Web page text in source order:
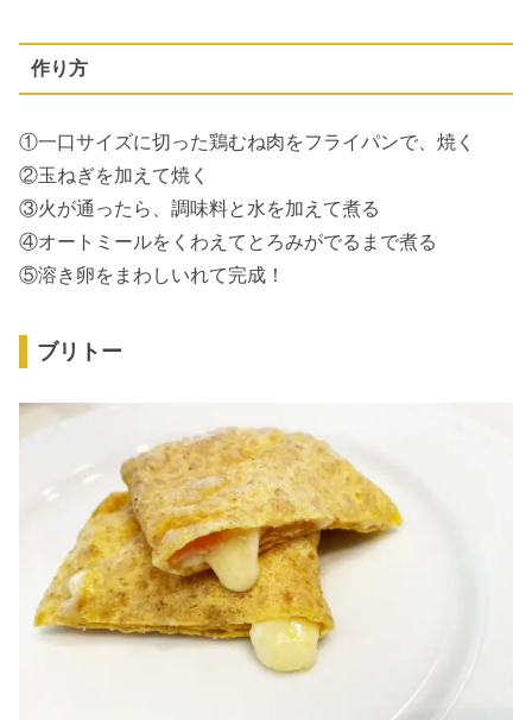
作り方
①一口サイズに切った鶏むね肉をフライパンで、焼く
②玉ねぎを加えて焼く
③火が通ったら、調味料と水を加えて煮る
④オートミールをくわえてとろみがでるまで煮る
⑤溶き卵をまわしいれて完成！
ブリトー